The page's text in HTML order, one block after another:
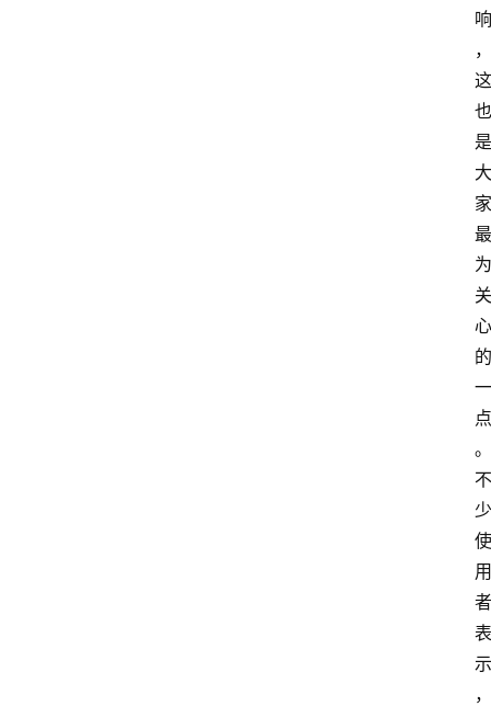
响
，
这
也
是
大
家
最
为
关
心
的
一
点
。
不
少
使
用
者
表
示
，